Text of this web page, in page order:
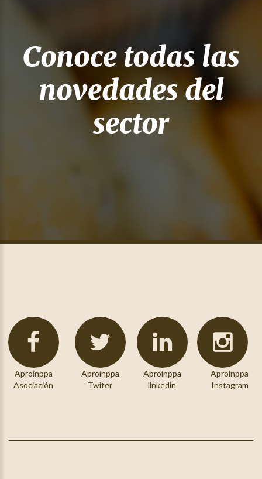
Conoce todas las
novedades del
sector
Aproinppa
Asociación
Aproinppa
Twiter
Aproinppa
linkedin
Aproinppa
Instagram